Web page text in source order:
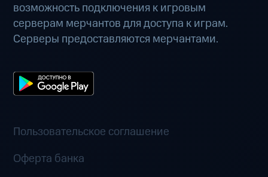
возможность подключения к игровым
серверам мерчантов для доступа к играм.
Серверы предоставляются мерчантами.
Пользовательское соглашение
Оферта банка